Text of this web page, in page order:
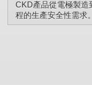
CKD產品從電極製造
程的生產安全性需求。